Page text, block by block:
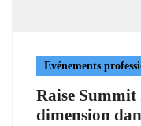
Evénements
Raise Summit
dimension